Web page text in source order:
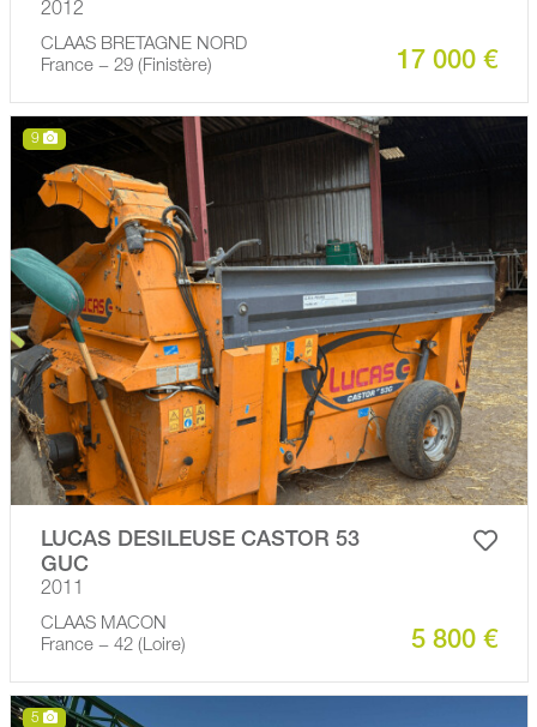
2012
CLAAS BRETAGNE NORD
France − 29 (Finistère)
17 000 €
9
LUCAS DESILEUSE CASTOR 53
GUC
2011
CLAAS MACON
France − 42 (Loire)
5 800 €
5